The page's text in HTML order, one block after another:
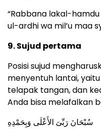
“Rabbana lakal-
ul-ardhi wa mil’u maa
9. Sujud pertama
Posisi sujud
menyentuh lantai,
telapak tangan, dan
Anda bisa melafalkan
سُبْحَانَ رَبِّىَ الأَعْلَى وَبِحَمْدِهِ